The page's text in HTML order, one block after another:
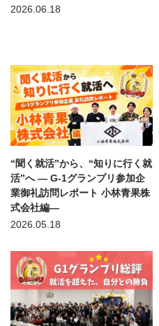
2026.06.18
“聞く就活”から、“知りに行く就
活”へ — G-1グランプリ参加企
業御礼訪問レポート 小林青果株
式会社編—
2026.05.18